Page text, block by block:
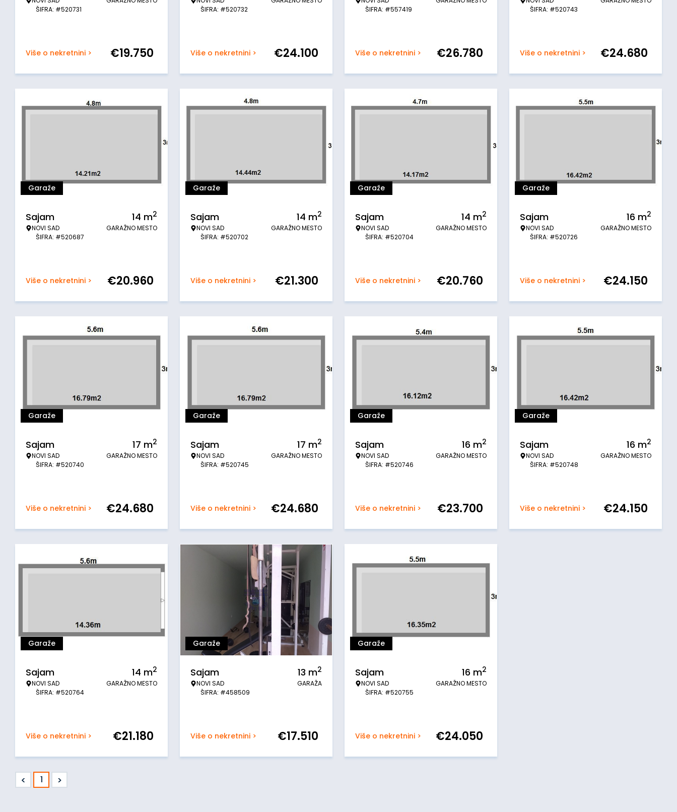
ŠIFRA: #520731
Više o nekretnini > €19.750
ŠIFRA: #520732
Više o nekretnini > €24.100
ŠIFRA: #557419
Više o nekretnini > €26.780
ŠIFRA: #520743
Više o nekretnini > €24.680
Garaže
Sajam
NOVI SAD
ŠIFRA: #520687
14 m2
GARAŽNO MESTO
Više o nekretnini > €20.960
Garaže
Sajam
NOVI SAD
ŠIFRA: #520702
14 m2
GARAŽNO MESTO
Više o nekretnini > €21.300
Garaže
Sajam
NOVI SAD
ŠIFRA: #520704
14 m2
GARAŽNO MESTO
Više o nekretnini > €20.760
Garaže
Sajam
NOVI SAD
ŠIFRA: #520726
16 m2
GARAŽNO MESTO
Više o nekretnini > €24.150
Garaže
Sajam
NOVI SAD
ŠIFRA: #520740
17 m2
GARAŽNO MESTO
Više o nekretnini > €24.680
Garaže
Sajam
NOVI SAD
ŠIFRA: #520745
17 m2
GARAŽNO MESTO
Više o nekretnini > €24.680
Garaže
Sajam
NOVI SAD
ŠIFRA: #520746
16 m2
GARAŽNO MESTO
Više o nekretnini > €23.700
Garaže
Sajam
NOVI SAD
ŠIFRA: #520748
16 m2
GARAŽNO MESTO
Više o nekretnini > €24.150
Garaže
Sajam
NOVI SAD
ŠIFRA: #520764
14 m2
GARAŽNO MESTO
Više o nekretnini > €21.180
Garaže
Sajam
NOVI SAD
ŠIFRA: #458509
13 m2
GARAŽA
Više o nekretnini > €17.510
Garaže
Sajam
NOVI SAD
ŠIFRA: #520755
16 m2
GARAŽNO MESTO
Više o nekretnini > €24.050
< 1 >